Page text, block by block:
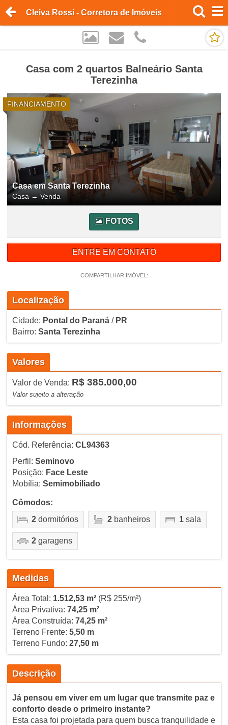
Cleiva Rossi - Corretora de Imóveis
Casa com 2 quartos Balneário Santa
Terezinha
FINANCIAMENTO
Casa em Santa Terezinha
Casa→Venda
FOTOS
ENTRE EM CONTATO
COMPARTILHAR IMÓVEL:
Localização
Cidade: Pontal do Paraná/ PR
Bairro: Santa Terezinha
Valores
Valor de Venda: R$ 385.000,00
Valor sujeito a alteração
Informações
Cód. Referência: CL94363
Perfil: Seminovo
Posição: Face Leste
Mobília: Semimobiliado
Cômodos:
2dormitórios 2banheiros 1sala
2garagens
Medidas
Área Total: 1.512,53 m²(R$ 255/m²)
Área Privativa: 74,25 m²
Área Construída: 74,25 m²
Terreno Frente: 5,50 m
Terreno Fundo: 27,50 m
Descrição
Já pensou em viver em um lugar que transmite paz e
conforto desde o primeiro instante?
Esta casa foi projetada para quem busca tranquilidade e